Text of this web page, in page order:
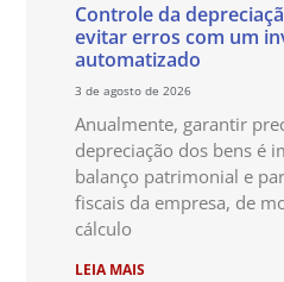
Controle da
evitar erros com um
automatizado
3 de agosto de 2026
Anualmente, garantir
depreciação dos bens é
balanço patrimonial e
fiscais da empresa, de
cálculo
LEIA MAIS